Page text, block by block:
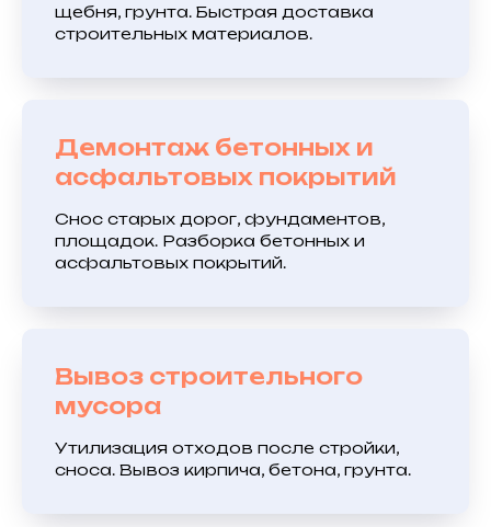
щебня, грунта. Быстрая доставка
строительных материалов.
Демонтаж бетонных и
асфальтовых покрытий
Снос старых дорог, фундаментов,
площадок. Разборка бетонных и
асфальтовых покрытий.
Вывоз строительного
мусора
Утилизация отходов после стройки,
сноса. Вывоз кирпича, бетона, грунта.